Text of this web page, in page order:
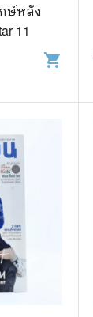
ษ์หลัง
11
shopping_cart